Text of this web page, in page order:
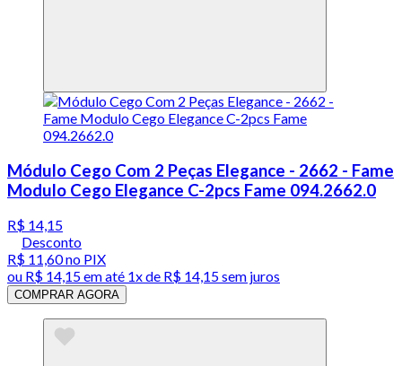
Módulo Cego Com 2 Peças Elegance - 2662 - Fame
Modulo Cego Elegance C-2pcs Fame 094.2662.0
R$ 14,15
Desconto
R$ 11,60no PIX
ou R$ 14,15em até 1x de R$ 14,15sem juros
COMPRAR AGORA